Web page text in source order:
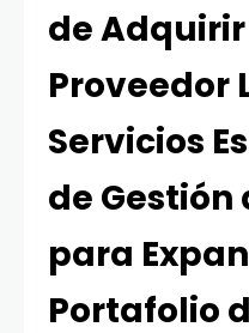
de
Proveedor
Servicios
de Gestión
para
Portafolio